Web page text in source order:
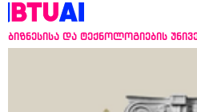
ბიზნესისა და ტექნოლოგიების